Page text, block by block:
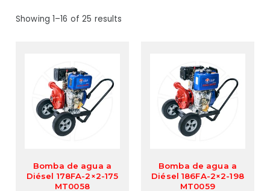
Showing 1–16 of 25 results
Bomba de agua a
Diésel 178FA-2×2-175
MT0058
Bomba de agua a
Diésel 186FA-2×2-198
MT0059